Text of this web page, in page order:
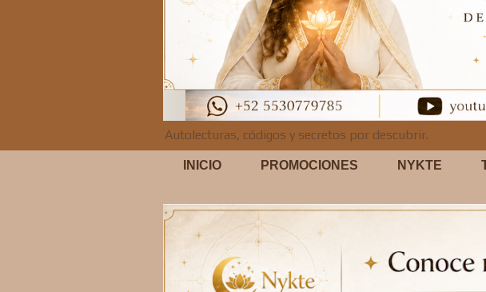
Autolecturas, códigos y secretos por descubrir.
INICIO PROMOCIONES NYKTE